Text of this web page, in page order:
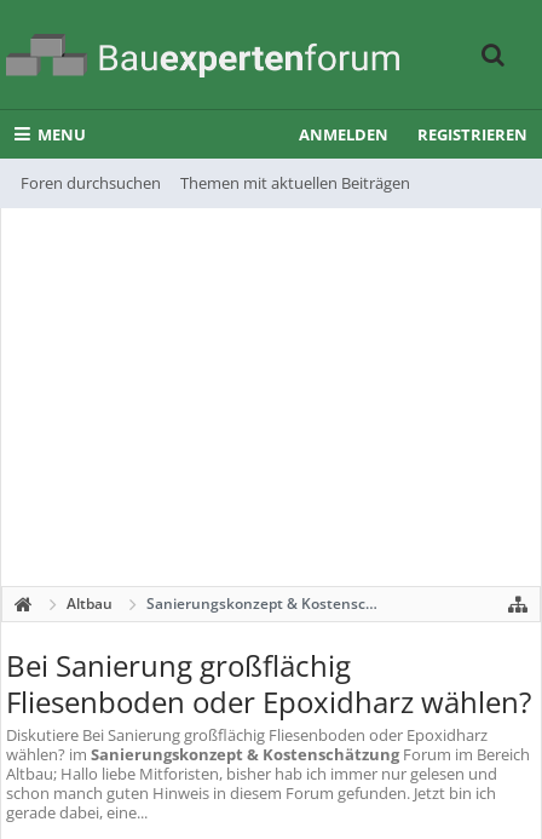
MENU
Foren durchsuchen Themen mit aktuellen Beiträgen
ANMELDEN REGISTRIEREN
Altbau Sanierungskonzept & Kostenschätzung
Bei Sanierung großflächig
Fliesenboden oder Epoxidharz wählen?
Diskutiere Bei Sanierung großflächig Fliesenboden oder Epoxidharz
wählen? im Sanierungskonzept & Kostenschätzung Forum im Bereich
Altbau; Hallo liebe Mitforisten, bisher hab ich immer nur gelesen und
schon manch guten Hinweis in diesem Forum gefunden. Jetzt bin ich
gerade dabei, eine...